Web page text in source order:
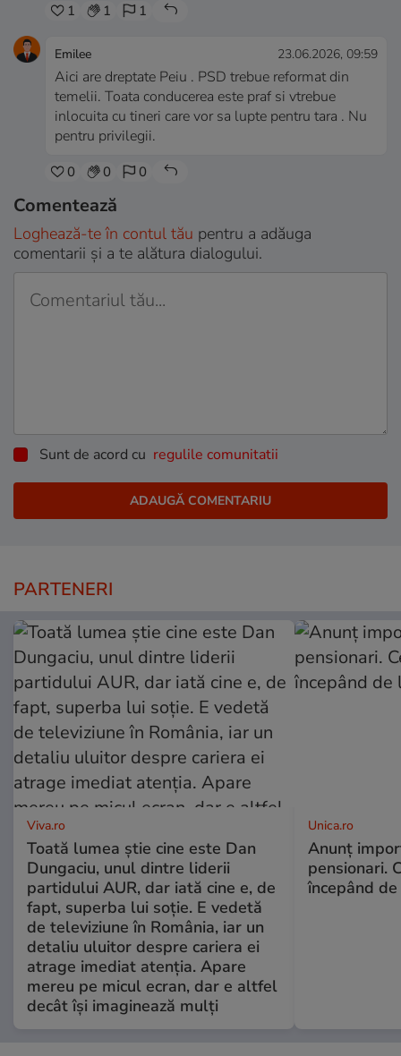
1 1 1
Emilee 23.06.2026, 09:59
Aici are dreptate Peiu . PSD trebue reformat din
temelii. Toata conducerea este praf si vtrebue
inlocuita cu tineri care vor sa lupte pentru tara . Nu
pentru privilegii.
0 0 0
Comentează
Loghează-te în contul tău pentru a adăuga
comentarii și a te alătura dialogului.
Sunt de acord cu regulile comunitatii
PARTENERI
Viva.ro
Toată lumea știe cine este Dan
Dungaciu, unul dintre liderii
partidului AUR, dar iată cine e, de
fapt, superba lui soție. E vedetă
de televiziune în România, iar un
detaliu uluitor despre cariera ei
atrage imediat atenția. Apare
mereu pe micul ecran, dar e altfel
decât își imaginează mulți
Unica.ro
Anunț
pensionari.
începând